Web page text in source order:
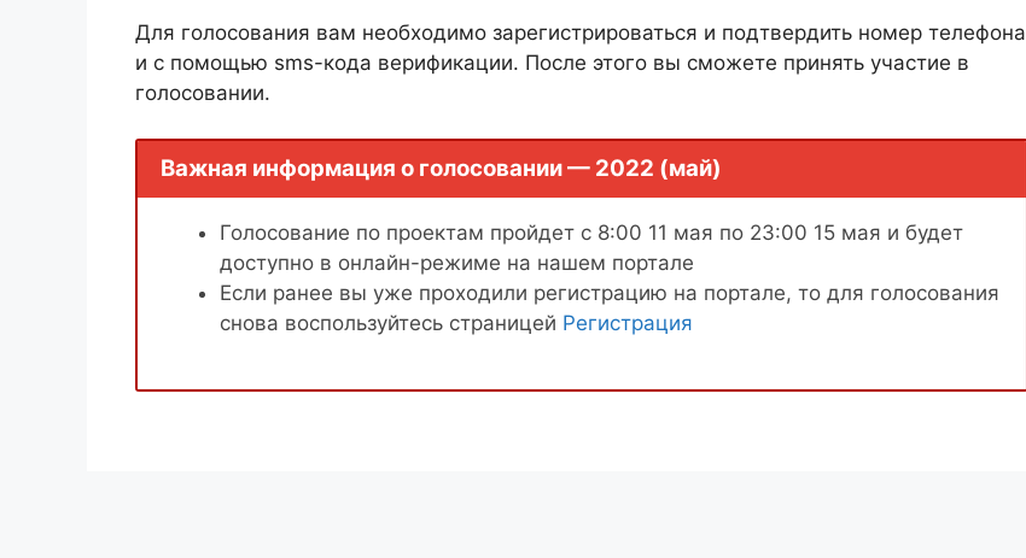
Для голосования вам необходимо зарегистрироваться и подтвердить номер телефона
и с помощью sms-кода верификации. После этого вы сможете принять участие в
голосовании.
Важная информация о голосовании — 2022 (май)
Голосование по проектам пройдет с 8:00 11 мая по 23:00 15 мая и будет
доступно в онлайн-режиме на нашем портале
Если ранее вы уже проходили регистрацию на портале, то для голосования
снова воспользуйтесь страницей Регистрация